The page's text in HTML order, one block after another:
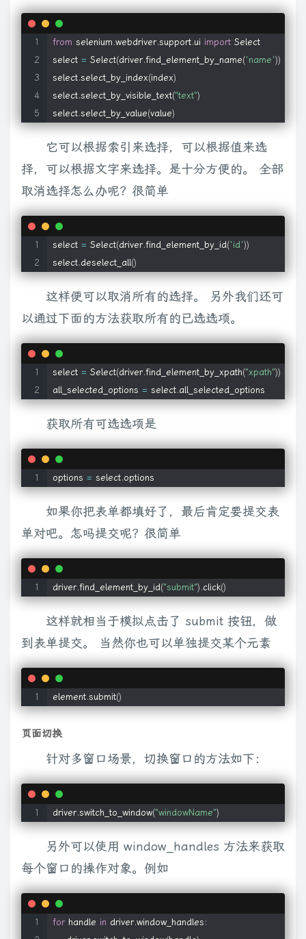
from selenium .webdriver.support.ui import Select
select = Select(driver.find_element_by_name('name'))
select.select_by_index(index)
select.select_by_visible_text("text")
select.select_by_value(value)
它可以根据索引来选择，可以根据值来选
择，可以根据文字来选择。是十分方便的。 全部
取消选择怎么办呢？很简单
select = Select(driver.find_element_by_id('id'))
select.deselect_all()
这样便可以取消所有的选择。 另外我们还可
以通过下面的方法获取所有的已选选项。
select = Select(driver.find_element_by_xpath("xpath"))
all_selected_options = select.all_selected_options
获取所有可选选项是
options = select.options
如果你把表单都填好了，最后肯定要提交表
单对吧。怎吗提交呢？很简单
driver.find_element_by_id("submit") .click()
这样就相当于模拟点击了 submit 按钮，做
到表单提交。 当然你也可以单独提交某个元素
element.submit()
页面切换
针对多窗口场景，切换窗口的方法如下：
driver.switch_to_window("windowName")
另外可以使用 window_handles 方法来获取
每个窗口的操作对象。例如
for handle in driver.window_handles :